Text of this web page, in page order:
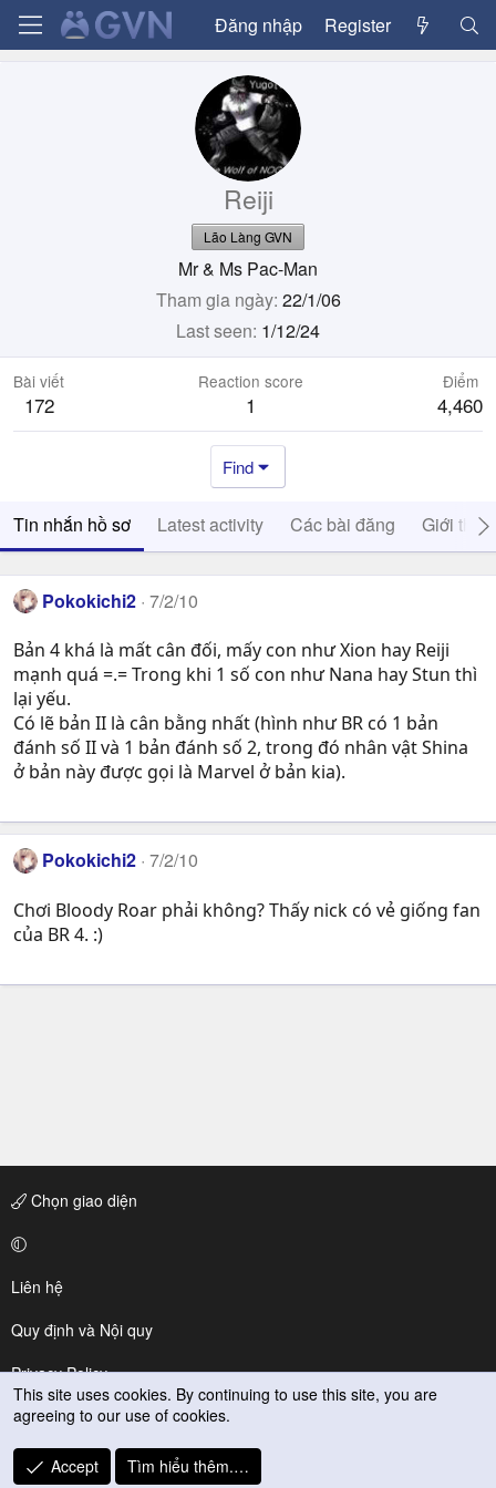
Đăng nhập Register
Reiji
Lão Làng GVN
Mr & Ms Pac-Man
Tham gia ngày 22/1/06
Last seen 1/12/24
Bài viết
172
Reaction score
1
Điểm
4,460
Find
Tin nhắn hồ sơ Latest activity Các bài đăng Giới thiệu
Pokokichi2 7/2/10
Bản 4 khá là mất cân đối, mấy con như Xion hay Reiji
mạnh quá =.= Trong khi 1 số con như Nana hay Stun thì
lại yếu.
Có lẽ bản II là cân bằng nhất (hình như BR có 1 bản
đánh số II và 1 bản đánh số 2, trong đó nhân vật Shina
ở bản này được gọi là Marvel ở bản kia).
Pokokichi2 7/2/10
Chơi Bloody Roar phải không? Thấy nick có vẻ giống fan
của BR 4. :)
Chọn giao diện
Liên hệ
Quy định và Nội quy
Privacy Policy
Trợ giúp
R
S
This site uses cookies. By continuing to use this site, you are
agreeing to our use of cookies.
Accept Tìm hiểu thêm.…